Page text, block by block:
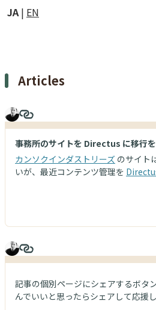
JA EN
Articles
事務所のサイトを Directus に移行
カンソクインダストリーズ のサイト
いが、最近コンテンツ管理を
記事の個別ページにシェアするボタ
んでいいと思ったらシェアして応援